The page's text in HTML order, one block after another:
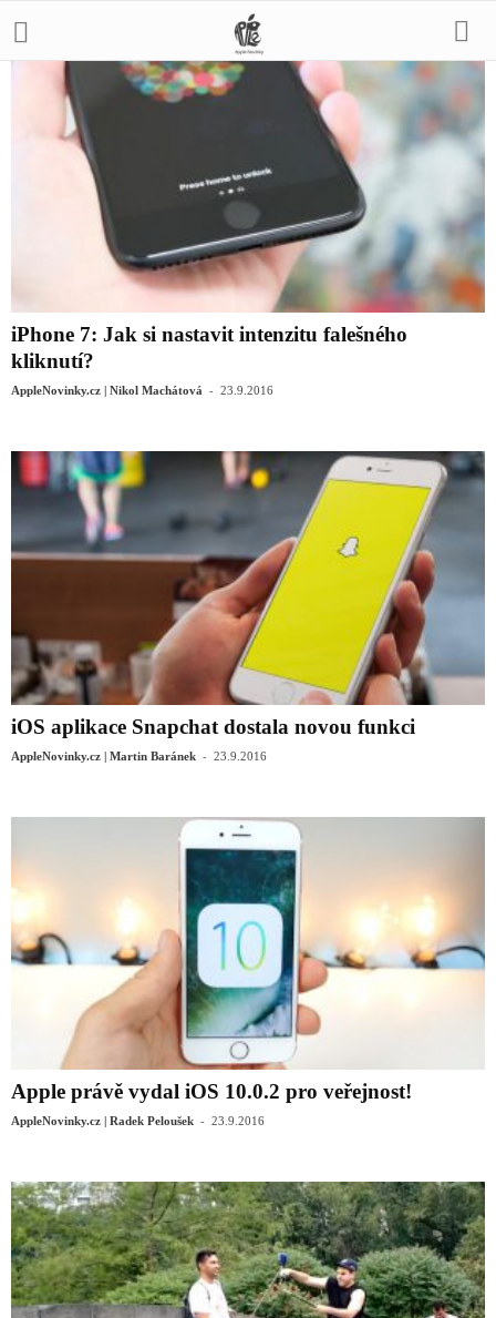
iPhone 7: Jak si nastavit intenzitu falešného
kliknutí?
AppleNovinky.cz | Nikol Machátová - 23.9.2016
iOS aplikace Snapchat dostala novou funkci
AppleNovinky.cz | Martin Baránek - 23.9.2016
Apple právě vydal iOS 10.0.2 pro veřejnost!
AppleNovinky.cz | Radek Peloušek - 23.9.2016